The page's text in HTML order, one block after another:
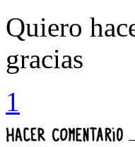
Quiero
gracias
1